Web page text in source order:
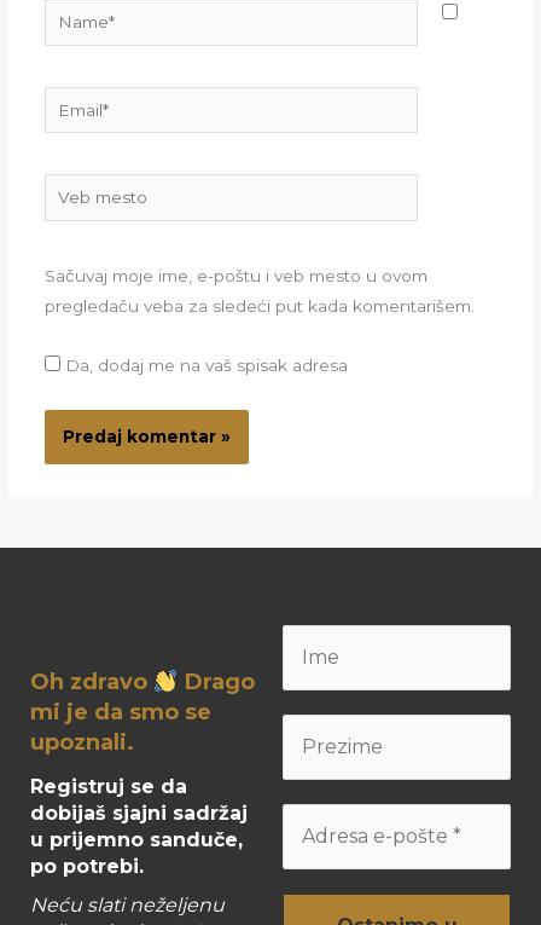
mesto
Sačuvaj moje ime, e-poštu i veb mesto u ovom
pregledaču veba za sledeći put kada komentarišem.
Da, dodaj me na vaš spisak adresa
Oh zdravo
Drago
mi je da smo se
upoznali.
Registruj se da
dobijaš sjajni sadržaj
u prijemno sanduče,
po potrebi.
Neću slati neželjenu